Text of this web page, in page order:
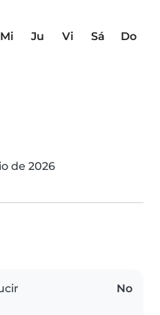
Mi Ju Vi Sá
Do
de 2026
No